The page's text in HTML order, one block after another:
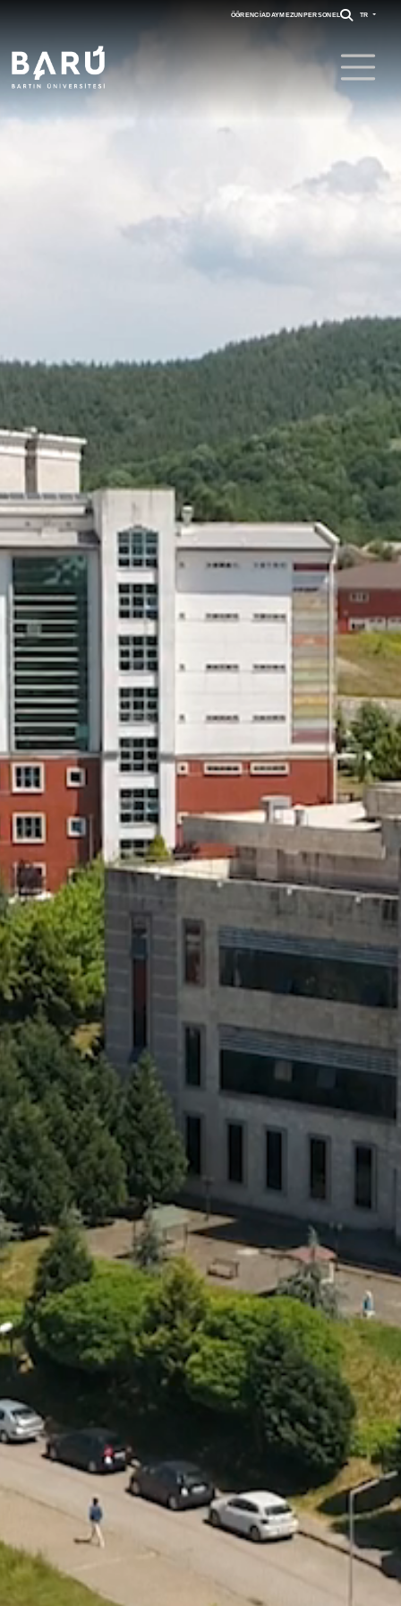
ÖĞRENCI ADAYMEZUN PERSONEL TR